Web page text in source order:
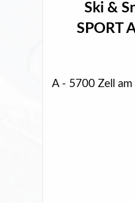
Ski &
SPORT
A - 5700 Zell